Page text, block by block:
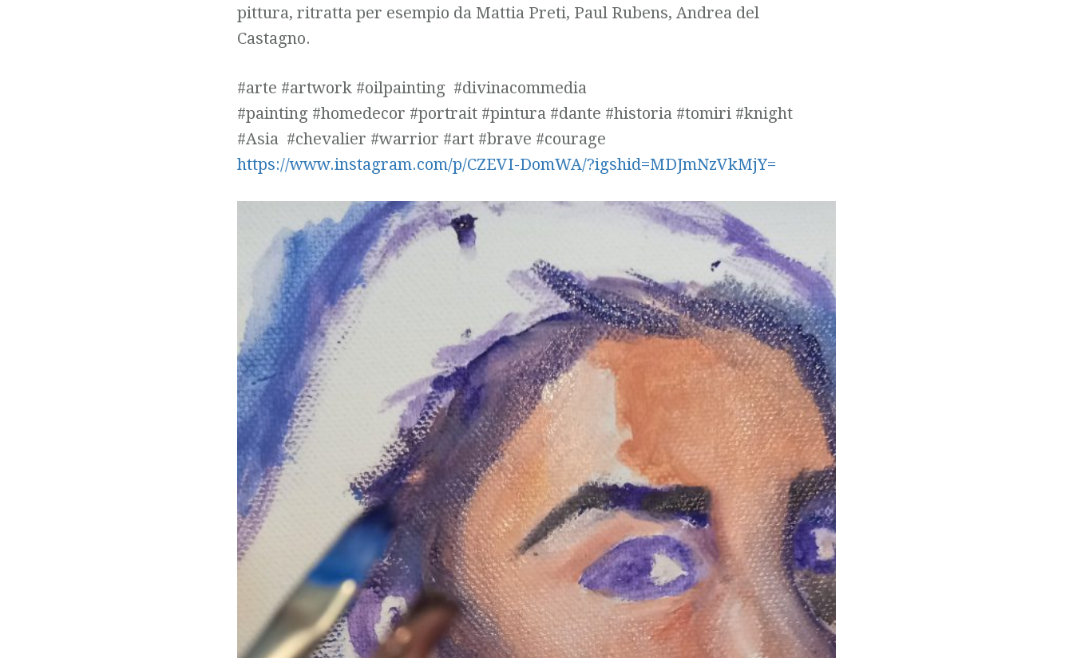
pittura, ritratta per esempio da Mattia Preti, Paul Rubens, Andrea del
Castagno.
#arte #artwork #oilpainting #divinacommedia
#painting #homedecor #portrait #pintura #dante #historia #tomiri #knight
#Asia #chevalier #warrior #art #brave #courage
https://www.instagram.com/p/CZEVI-DomWA/?igshid=MDJmNzVkMjY=